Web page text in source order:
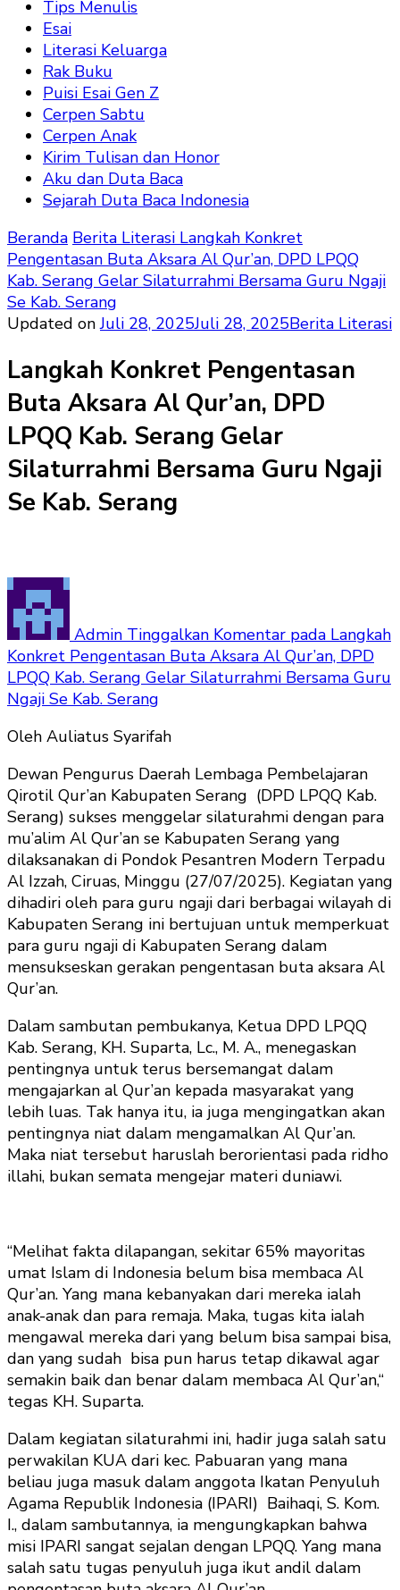
Tips Menulis
Esai
Literasi Keluarga
Rak Buku
Puisi Esai Gen Z
Cerpen Sabtu
Cerpen Anak
Kirim Tulisan dan Honor
Aku dan Duta Baca
Sejarah Duta Baca Indonesia
Beranda Berita Literasi Langkah Konkret
Pengentasan Buta Aksara Al Qur’an, DPD LPQQ
Kab. Serang Gelar Silaturrahmi Bersama Guru Ngaji
Se Kab. Serang
Updated onJuli 28, 2025Juli 28, 2025Berita Literasi
Langkah Konkret Pengentasan
Buta Aksara Al Qur’an, DPD
LPQQ Kab. Serang Gelar
Silaturrahmi Bersama Guru Ngaji
Se Kab. Serang
Admin Tinggalkan Komentar pada Langkah
Konkret Pengentasan Buta Aksara Al Qur’an, DPD
LPQQ Kab. Serang Gelar Silaturrahmi Bersama Guru
Ngaji Se Kab. Serang
Oleh Auliatus Syarifah
Dewan Pengurus Daerah Lembaga Pembelajaran
Qirotil Qur’an Kabupaten Serang (DPD LPQQ Kab.
Serang) sukses menggelar silaturahmi dengan para
mu’alim Al Qur’an se Kabupaten Serang yang
dilaksanakan di Pondok Pesantren Modern Terpadu
Al Izzah, Ciruas, Minggu (27/07/2025). Kegiatan yang
dihadiri oleh para guru ngaji dari berbagai wilayah di
Kabupaten Serang ini bertujuan untuk memperkuat
para guru ngaji di Kabupaten Serang dalam
mensukseskan gerakan pengentasan buta aksara Al
Qur’an.
Dalam sambutan pembukanya, Ketua DPD LPQQ
Kab. Serang, KH. Suparta, Lc., M. A., menegaskan
pentingnya untuk terus bersemangat dalam
mengajarkan al Qur’an kepada masyarakat yang
lebih luas. Tak hanya itu, ia juga mengingatkan akan
pentingnya niat dalam mengamalkan Al Qur’an.
Maka niat tersebut haruslah berorientasi pada ridho
illahi, bukan semata mengejar materi duniawi.
“Melihat fakta dilapangan, sekitar 65% mayoritas
umat Islam di Indonesia belum bisa membaca Al
Qur’an. Yang mana kebanyakan dari mereka ialah
anak-anak dan para remaja. Maka, tugas kita ialah
mengawal mereka dari yang belum bisa sampai bisa,
dan yang sudah bisa pun harus tetap dikawal agar
semakin baik dan benar dalam membaca Al Qur’an,“
tegas KH. Suparta.
Dalam kegiatan silaturahmi ini, hadir juga salah satu
perwakilan KUA dari kec. Pabuaran yang mana
beliau juga masuk dalam anggota Ikatan Penyuluh
Agama Republik Indonesia (IPARI) Baihaqi, S. Kom.
I., dalam sambutannya, ia mengungkapkan bahwa
misi IPARI sangat sejalan dengan LPQQ. Yang mana
salah satu tugas penyuluh juga ikut andil dalam